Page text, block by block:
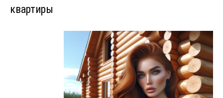
квартиры